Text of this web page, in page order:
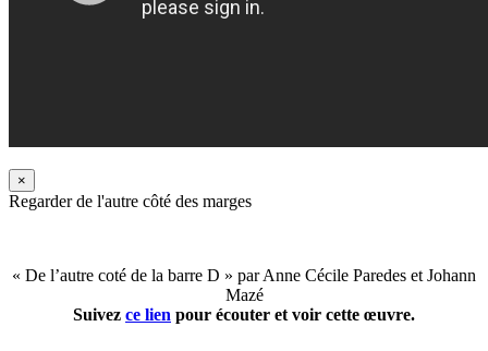
×
Regarder de l'autre côté des marges
« De l’autre coté de la barre D » par Anne Cécile Paredes et Johann
Mazé
Suivez ce lien pour écouter et voir cette œuvre.